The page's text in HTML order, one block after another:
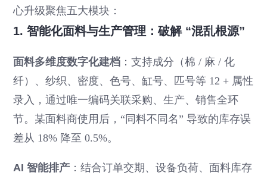
心升级聚焦五大模块：
1. 智能化面料与生产管理：破解 “混乱根源”
面料多维度数字化建档 ：支持成分（棉 / 麻 / 化
纤）、纱织、密度、色号、缸号、匹号等 12 + 属性
录入，通过唯一编码关联采购、生产、销售全环
节。某面料商使用后，“同料不同名” 导致的库存误
差从 18% 降至 0.5%。
AI 智能排产 ：结合订单交期、设备负荷、面料库存